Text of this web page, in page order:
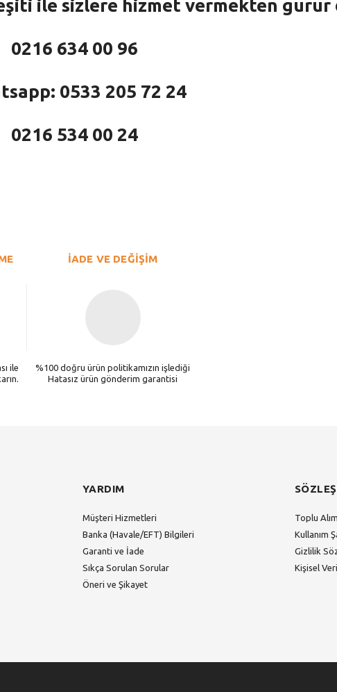
ile sizlere hizmet vermekten gurur
0216 634 00 96
0533 205 72 24
0216 534 00 24
ile
İADE VE DEĞİŞİM
%100 doğru ürün politikamızın işlediği
Hatasız ürün gönderim garantisi
YARDIM
Müşteri Hizmetleri
Banka (Havale/EFT) Bilgileri
Garanti ve İade
Sıkça Sorulan Sorular
Öneri ve Şikayet
Toplu
Kullanım
Gizlilik
Kişisel